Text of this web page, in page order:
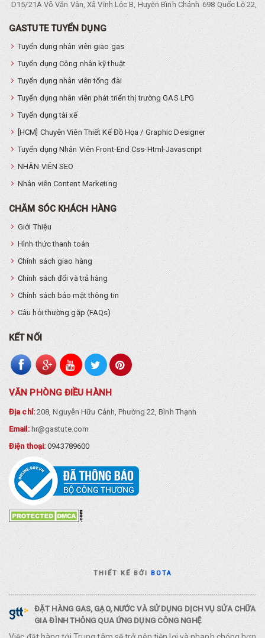
D15/21A Võ Văn Vân, Xã Vĩnh Lộc B, Huyện Bình Chánh 698 Quốc Lộ 22,
GASTUTE TUYỂN DỤNG
Tuyển dụng nhân viên giao gas
Tuyển dụng Công nhân kỹ thuật
Tuyển dụng nhân viên tổng đài
Tuyển dụng nhân viên phát triển thị trường GAS LPG
Tuyển dụng tài xế
[HCM] Chuyên Viên Thiết Kế Đồ Họa / Graphic Designer
Tuyển dụng Nhân Viên Front-End Css-Html-Javascript
NHÂN VIÊN SEO
Nhân viên Content Marketing
CHĂM SÓC KHÁCH HÀNG
Giới Thiệu
Hình thức thanh toán
Chính sách giao hàng
Chính sách đổi và trả hàng
Chính sách bảo mật thông tin
Câu hỏi thường gặp (FAQs)
KẾT NỐI
VĂN PHÒNG ĐIỀU HÀNH
Địa chỉ:208, Nguyễn Hữu Cảnh, Phường 22, Bình Thạnh
Email: hr@gastute.com
Điện thoại:0943789600
THIẾT KẾ BỞIBOTA
ĐẶT HÀNG GAS, GẠO, NƯỚC VÀ SỬ DỤNG DỊCH VỤ SỬA CHỮA
GIA ĐÌNH THÔNG QUA ỨNG DỤNG CÔNG NGHỆ